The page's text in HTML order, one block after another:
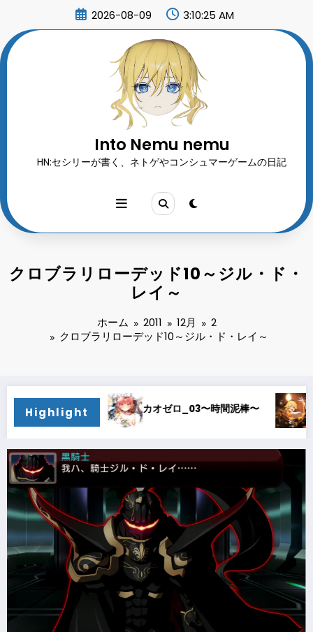
ン
ツ
2026-08-09 3:10:26 AM
Into Nemu nemu
HN:セシリーが書く、ネトゲやコンシュマーゲームの日記
クロブラリローデッド10～ジル・ド・
レイ～
ホーム 2011 12月
2
クロブラリローデッド10～ジル・ド・レイ～
Highlight
カオゼロ_03〜時間泥棒〜 カオゼロ_02〜オルレ